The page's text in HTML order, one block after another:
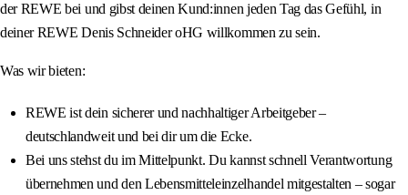
der REWE bei und gibst deinen Kund:innen jeden Tag das Gefühl, in
deiner REWE Denis Schneider oHG willkommen zu sein.
Was wir bieten:
REWE ist dein sicherer und nachhaltiger Arbeitgeber –
deutschlandweit und bei dir um die Ecke.
Bei uns stehst du im Mittelpunkt. Du kannst schnell Verantwortung
übernehmen und den Lebensmitteleinzelhandel mitgestalten – sogar